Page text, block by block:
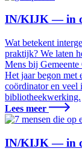
IN/KIJK — in
Wat betekent
praktijk? We laten
Mens bij Gemeente
Het jaar begon met
coördinator en veel
bibliotheekwerking.
Lees meer
IN/KIJK — in